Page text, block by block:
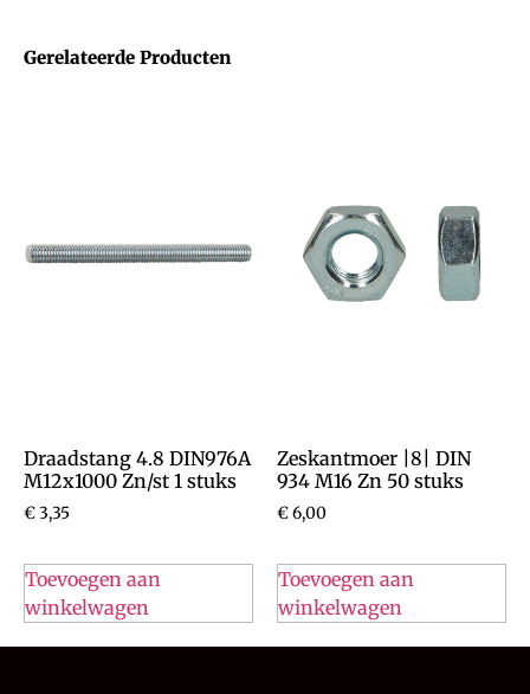
Gerelateerde Producten
Draadstang 4.8 DIN976A
M12x1000 Zn/st 1 stuks
€3,35
Toevoegen aan
winkelwagen
Zeskantmoer |8| DIN
934 M16 Zn 50 stuks
€6,00
Toevoegen aan
winkelwagen